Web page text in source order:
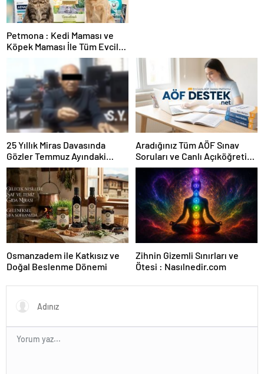
Petmona : Kedi Maması ve
Köpek Maması İle Tüm Evcil
25 Yıllık Miras Davasında
Gözler Temmuz Ayındaki
Karar Duruşmasına Çevrildi
Aradığınız Tüm AÖF Sınav
Soruları ve Canlı Açıköğretim
Forumu Burada
Osmanzadem ile Katkısız ve
Doğal Beslenme Dönemi
Zihnin Gizemli Sınırları ve
Ötesi : Nasılnedir.com